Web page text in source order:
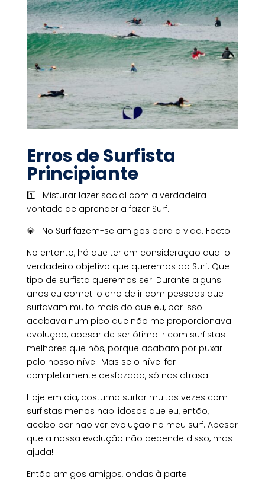
Erros de Surfista
Principiante
1️⃣ Misturar lazer social com a verdadeira
vontade de aprender a fazer Surf.
💎 No Surf fazem-se amigos para a vida. Facto!
No entanto, há que ter em consideração qual o
verdadeiro objetivo que queremos do Surf. Que
tipo de surfista queremos ser. Durante alguns
anos eu cometi o erro de ir com pessoas que
surfavam muito mais do que eu, por isso
acabava num pico que não me proporcionava
evolução, apesar de ser ótimo ir com surfistas
melhores que nós, porque acabam por puxar
pelo nosso nível. Mas se o nível for
completamente desfazado, só nos atrasa!
Hoje em dia, costumo surfar muitas vezes com
surfistas menos habilidosos que eu, então,
acabo por não ver evolução no meu surf. Apesar
que a nossa evolução não depende disso, mas
ajuda!
Então amigos amigos, ondas à parte.